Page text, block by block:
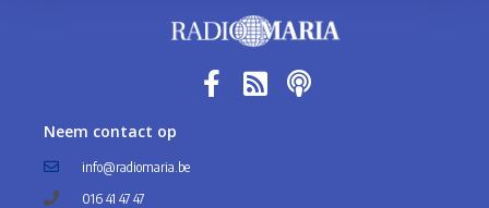
Neem contact op
info@radiomaria.be
016 41 47 47